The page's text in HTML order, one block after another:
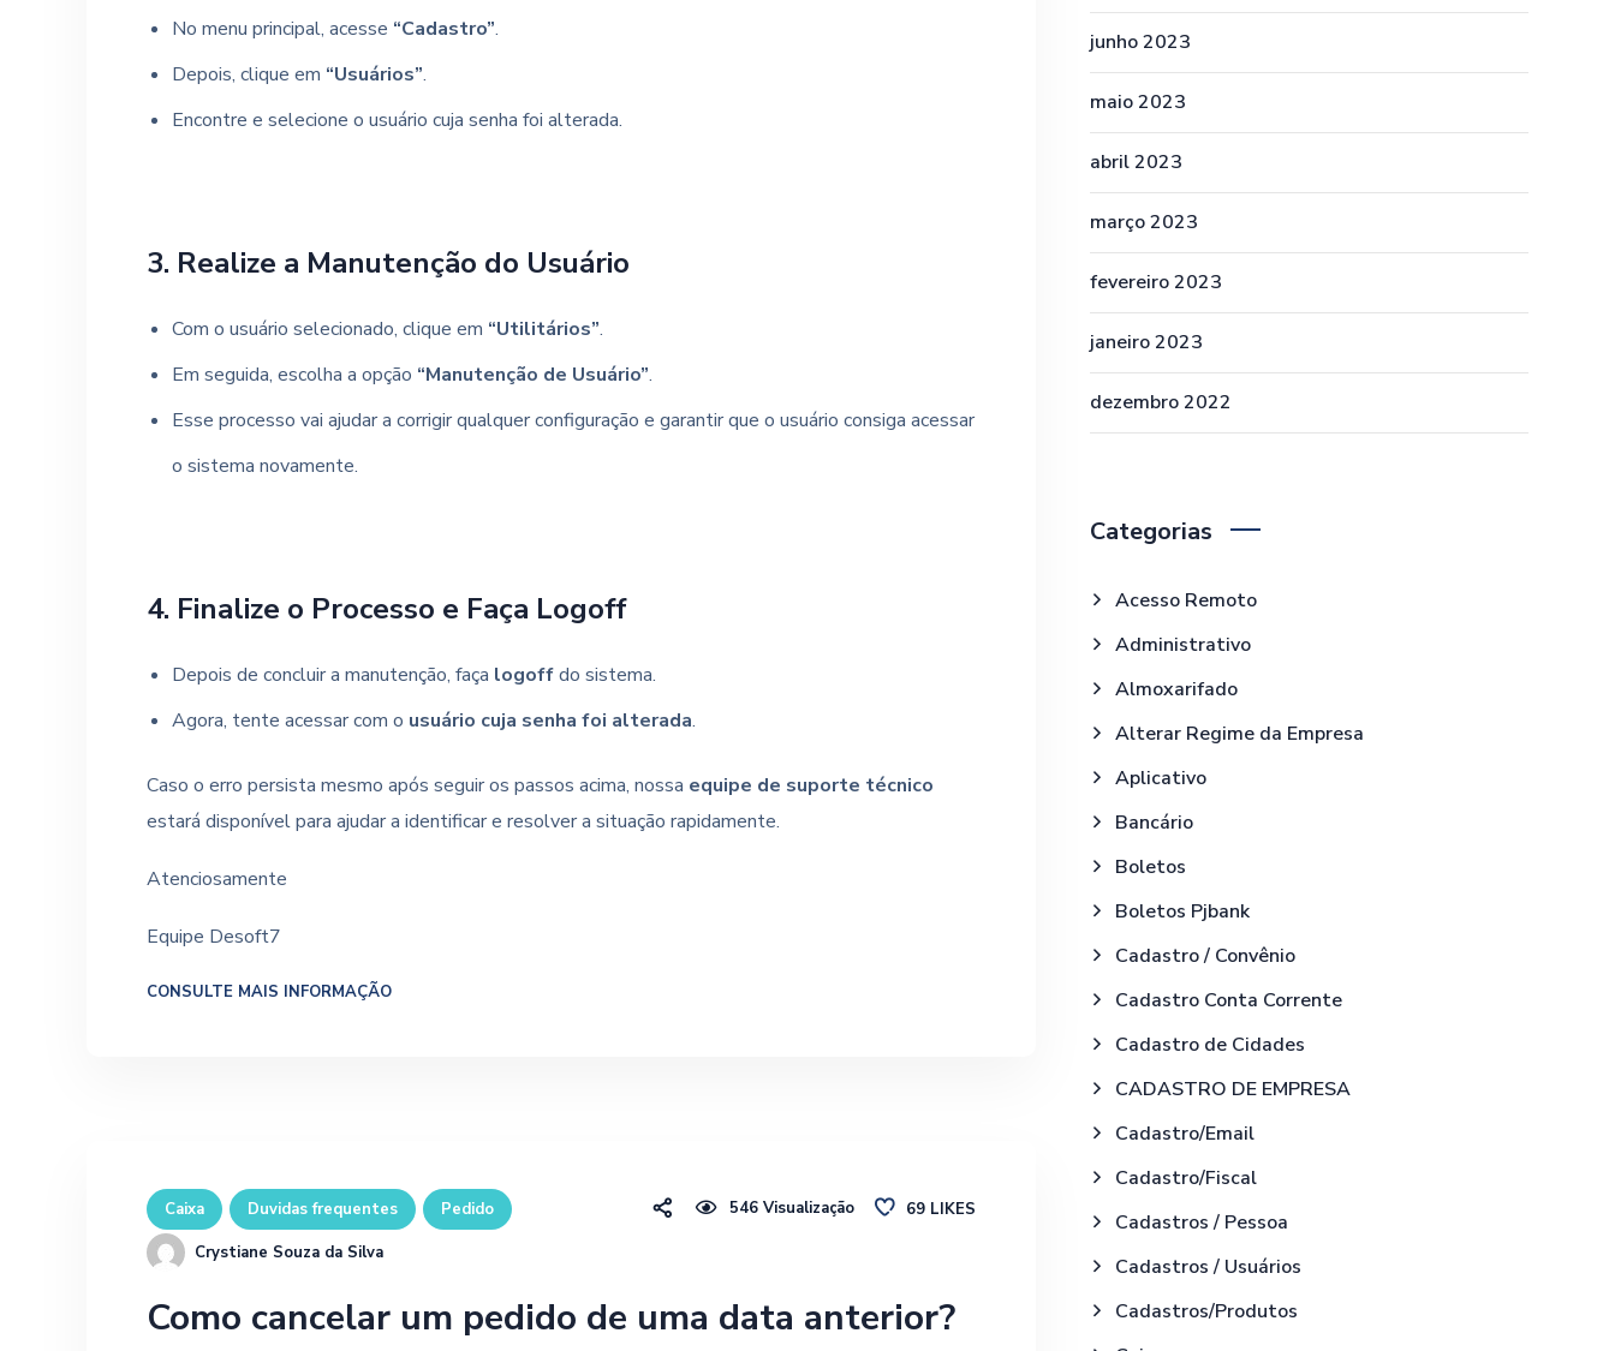
No menu principal, acesse “Cadastro”.
Depois, clique em “Usuários”.
Encontre e selecione o usuário cuja senha foi alterada.
3. Realize a Manutenção do Usuário
Com o usuário selecionado, clique em “Utilitários”.
Em seguida, escolha a opção “Manutenção de Usuário”.
Esse processo vai ajudar a corrigir qualquer configuração e garantir que o usuário consiga acessar
o sistema novamente.
4. Finalize o Processo e Faça Logoff
Depois de concluir a manutenção, faça logoffdo sistema.
Agora, tente acessar com o usuário cuja senha foi alterada.
Caso o erro persista mesmo após seguir os passos acima, nossa equipe de suporte técnico
estará disponível para ajudar a identificar e resolver a situação rapidamente.
Atenciosamente
Equipe Desoft7
CONSULTE MAIS INFORMAÇÃO
Caixa Duvidas frequentes
Pedido
Crystiane Souza da Silva
546Visualização 69 LIKES
Como cancelar um pedido de uma data anterior?
junho 2023
maio 2023
abril 2023
março 2023
fevereiro 2023
janeiro 2023
dezembro 2022
Categorias
Acesso Remoto
Administrativo
Almoxarifado
Alterar Regime da Empresa
Aplicativo
Bancário
Boletos
Boletos Pjbank
Cadastro / Convênio
Cadastro Conta Corrente
Cadastro de Cidades
CADASTRO DE EMPRESA
Cadastro/Email
Cadastro/Fiscal
Cadastros / Pessoa
Cadastros / Usuários
Cadastros/Produtos